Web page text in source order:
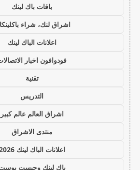
باقات باك لينك
اشراق لنك، شراء
اعلانات الباك لينك
فودوافون اخبار
تقنية
التدريس
اشراق العالم عالم كبير
منتدى الاشراق
اعلانات الباك لينك 2026
باك لينك وجيست